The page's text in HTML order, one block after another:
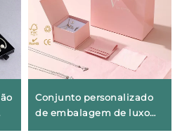
Conjunto personalizado
de embalagem de luxo